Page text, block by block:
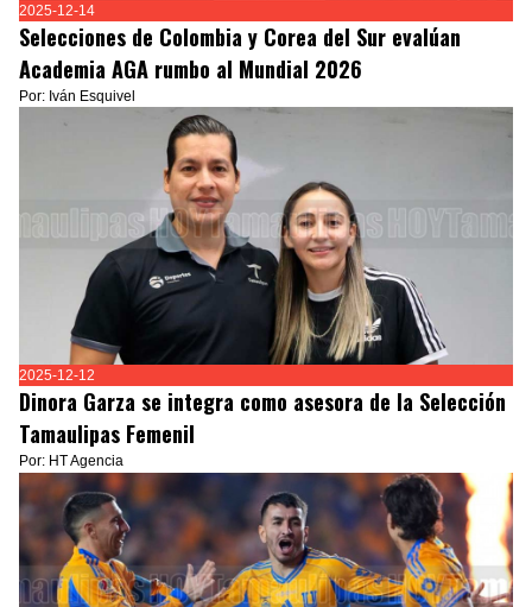
2025-12-14
Selecciones de Colombia y Corea del Sur evalúan
Academia AGA rumbo al Mundial 2026
Por: Iván Esquivel
2025-12-12
Dinora Garza se integra como asesora de la Selección
Tamaulipas Femenil
Por: HT Agencia